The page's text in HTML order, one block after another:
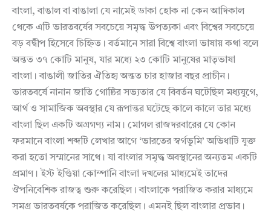
বাংলা, বাঙাল বা বাঙালা যে নামেই ডাকা হোক না কেন আদিকাল
থেকে এটি ভারতবর্ষের সবচেয়ে সমৃদ্ধ উপত্যকা এবং বিশ্বের সবচেয়ে
বড় বদ্বীপ হিসেবে চিহ্নিত। বর্তমানে সারা বিশ্বে বাংলা ভাষায় কথা বলে
অন্তত ৩৭ কোটি মানুষ, যার মধ্যে ২৩ কোটি মানুষের মাতৃভাষা
বাংলা। বাঙালী জাতির ঐতিহ্য অন্তত চার হাজার বছর প্রাচীন।
ভারতবর্ষে নানান জাতি গোষ্ঠির সভ্যতার যে বিবর্তন ঘটেছিল মধ্যযুগে,
আর্থ ও সামাজিক অবস্থার যে রূপান্তর ঘটেছে কালে কালে তার মধ্যে
বাংলা ছিল একটি অগ্রগণ্য নাম। মোগল রাজদরবারের যে কোন
ফরমানে বাংলা শব্দটি লেখার আগে ‘ভারতের স্বর্গভূমি’ অভিধাটি যুক্ত
করা হতো সম্মানের সাথে। যা বাংলার সমৃদ্ধ অবস্থানের অন্যতম একটি
প্রমাণ। ইস্ট ইণ্ডিয়া কোম্পানি বাংলা দখলের মাধ্যমেই তাদের
ঔপনিবেশিক রাজত্ব শুরু করেছিল। বাংলাকে পরাজিত করার মাধ্যমে
সমগ্র ভারতবর্ষকে পরাজিত করেছিল। এমনই ছিল বাংলার প্রভাব।